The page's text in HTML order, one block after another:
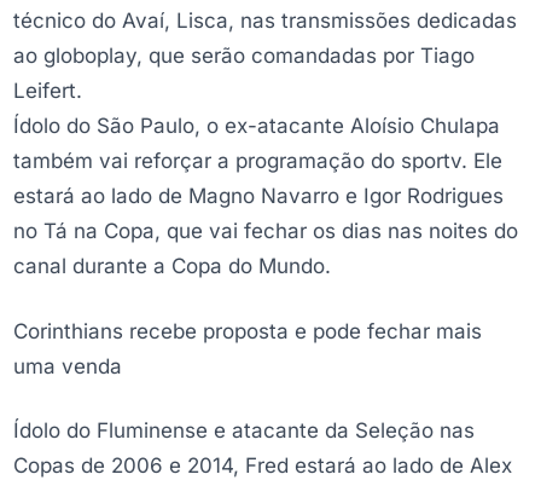
técnico do Avaí, Lisca, nas transmissões dedicadas
ao globoplay, que serão comandadas por Tiago
Leifert.
Ídolo do São Paulo, o ex-atacante Aloísio Chulapa
também vai reforçar a programação do sportv. Ele
estará ao lado de Magno Navarro e Igor Rodrigues
no Tá na Copa, que vai fechar os dias nas noites do
canal durante a Copa do Mundo.
Corinthians recebe proposta e pode fechar mais
uma venda
Ídolo do Fluminense e atacante da Seleção nas
Copas de 2006 e 2014, Fred estará ao lado de Alex